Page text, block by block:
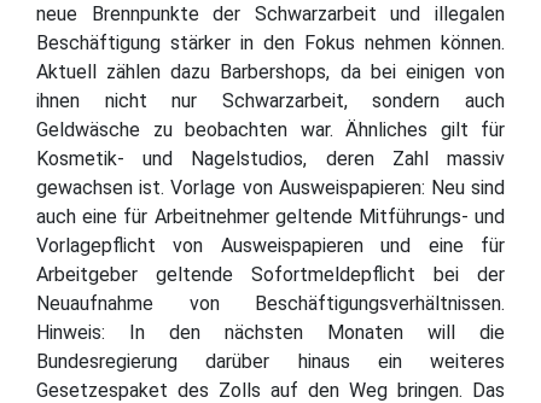
neue Brennpunkte der Schwarzarbeit und illegalen
Beschäftigung stärker in den Fokus nehmen können.
Aktuell zählen dazu Barbershops, da bei einigen von
ihnen nicht nur Schwarzarbeit, sondern auch
Geldwäsche zu beobachten war. Ähnliches gilt für
Kosmetik- und Nagelstudios, deren Zahl massiv
gewachsen ist. Vorlage von Ausweispapieren: Neu sind
auch eine für Arbeitnehmer geltende Mitführungs- und
Vorlagepflicht von Ausweispapieren und eine für
Arbeitgeber geltende Sofortmeldepflicht bei der
Neuaufnahme von Beschäftigungsverhältnissen.
Hinweis: In den nächsten Monaten will die
Bundesregierung darüber hinaus ein weiteres
Gesetzespaket des Zolls auf den Weg bringen. Das